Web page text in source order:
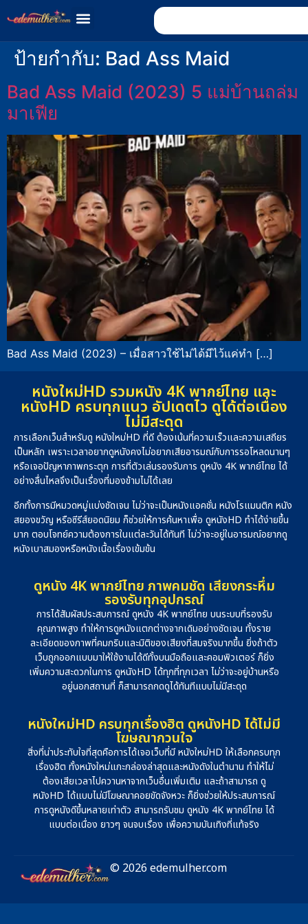
ป้ายกำกับ: Bad Ass Maid
Bad Ass Maid (2023) 5 แม่บ้านถล่ม
มาเฟีย
Bad Ass Maid (2023) – เมื่อสาวใช้ไม่ได้มีไว้แค่ทำ […]
หนังใหม่HD รวมหนัง 4K พากย์ไทย และ
หนังHD ครบทุกแนว อัปเดตไว ดูได้ต่อเนื่อง
ไม่มีสะดุด
การเลือกเว็บสำหรับดู หนังใหม่HD ที่ดี ต้องเน้นที่ความเร็วและความเสถียร
เป็นหลัก เพราะเวลาอยากดูหนังคงไม่อยากเสียอารมณ์กับการรอโหลดนานๆ
หรือเจอปัญหาภาพกระตุก การที่ตัวเล่นรองรับการ ดูหนัง 4K พากย์ไทย ได้
อย่างลื่นไหลจึงเป็นเรื่องที่มองข้ามไม่ได้เลย
อีกทั้งการมีหมวดหมู่แบ่งชัดเจน ไม่ว่าจะเป็นหนังแอคชั่น หนังโรแมนติก หนัง
สยองขวัญ หรือซีรีส์ยอดนิยม ก็ช่วยให้การค้นหาเพื่อ ดูหนังHD ทำได้ง่ายขึ้น
มาก ตอบโจทย์ความต้องการในแต่ละวันได้ทันที ไม่ว่าจะอยู่ในอารมณ์อยากดู
หนังเบาสมองหรือหนังเนื้อเรื่องเข้มข้น
ดูหนัง 4K พากย์ไทย ภาพคมชัด เสียงกระหึ่ม
รองรับทุกอุปกรณ์
การได้สัมผัสประสบการณ์ ดูหนัง 4K พากย์ไทย บนระบบที่รองรับ
คุณภาพสูง ทำให้การดูหนังแตกต่างจากเดิมอย่างชัดเจน ทั้งราย
ละเอียดของภาพที่คมกริบและมิติของเสียงที่สมจริงมากขึ้น ยิ่งถ้าตัว
เว็บถูกออกแบบมาให้ใช้งานได้ดีทั้งบนมือถือและคอมพิวเตอร์ ก็ยิ่ง
เพิ่มความสะดวกในการ ดูหนังHD ได้ทุกที่ทุกเวลา ไม่ว่าจะอยู่บ้านหรือ
อยู่นอกสถานที่ ก็สามารถกดดูได้ทันทีแบบไม่มีสะดุด
หนังใหม่HD ครบทุกเรื่องฮิต ดูหนังHD ได้ไม่มี
โฆษณากวนใจ
สิ่งที่น่าประทับใจที่สุดคือการได้เจอเว็บที่มี หนังใหม่HD ให้เลือกครบทุก
เรื่องฮิต ทั้งหนังใหม่แกะกล่องล่าสุดและหนังดังในตำนาน ทำให้ไม่
ต้องเสียเวลาไปควานหาจากเว็บอื่นเพิ่มเติม และถ้าสามารถ ดู
หนังHD ได้แบบไม่มีโฆษณาคอยขัดจังหวะ ก็ยิ่งช่วยให้ประสบการณ์
การดูหนังดีขึ้นหลายเท่าตัว สามารถรับชม ดูหนัง 4K พากย์ไทย ได้
แบบต่อเนื่อง ยาวๆ จนจบเรื่อง เพื่อความบันเทิงที่แท้จริง
© 2026 edemulher.com